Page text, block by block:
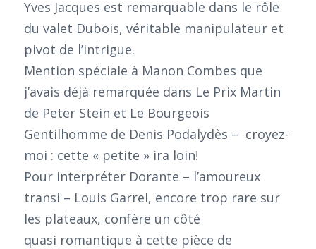
Yves Jacques est remarquable dans le rôle
du valet Dubois, véritable manipulateur et
pivot de l’intrigue.
Mention spéciale à Manon Combes que
j’avais déjà remarquée dans Le Prix Martin
de Peter Stein et Le Bourgeois
Gentilhomme de Denis Podalydès – croyez-
moi : cette « petite » ira loin!
Pour interpréter Dorante – l’amoureux
transi – Louis Garrel, encore trop rare sur
les plateaux, confère un côté
quasi romantique à cette pièce de